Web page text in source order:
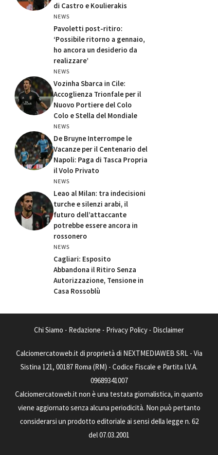
di Castro e Koulierakis
NEWS
Pavoletti post-ritiro:
‘Possibile ritorno a gennaio,
ho ancora un desiderio da
realizzare’
NEWS
Vozinha Sbarca in Cile:
Accoglienza Trionfale per il
Nuovo Portiere del Colo
Colo e Stella del Mondiale
NEWS
De Bruyne Interrompe le
Vacanze per il Centenario del
Napoli: Paga di Tasca Propria
il Volo Privato
NEWS
Leao al Milan: tra indecisioni
turche e silenzi arabi, il
futuro dell’attaccante
potrebbe essere ancora in
rossonero
NEWS
Cagliari: Esposito
Abbandona il Ritiro Senza
Autorizzazione, Tensione in
Casa Rossoblù
Chi Siamo - Redazione - Privacy Policy - Disclaimer
Calciomercatoweb.it di proprietà di NEXTMEDIAWEB SRL - Via
Sistina 121, 00187 Roma (RM) - Codice Fiscale e Partita I.V.A.
09689341007
Calciomercatoweb.it non è una testata giornalistica, in quanto
viene aggiornato senza alcuna periodicità. Non può pertanto
considerarsi un prodotto editoriale ai sensi della legge n. 62
del 07.03.2001